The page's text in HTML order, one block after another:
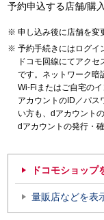
予約申込する店舗/購
申し込み後に店舗を変
予約手続きにはログイ
ドコモ回線にてアク
です。ネットワーク暗
Wi-Fiまたはご自宅の
アカウントのID／パス
い方も、dアカウント
dアカウントの発行・
ドコモショップ
量販店などを表